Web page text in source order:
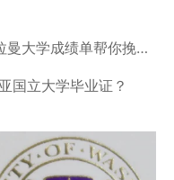
分数GPA太低，购买拉曼大学成绩单帮你挽回局面！
国立大学毕业证？